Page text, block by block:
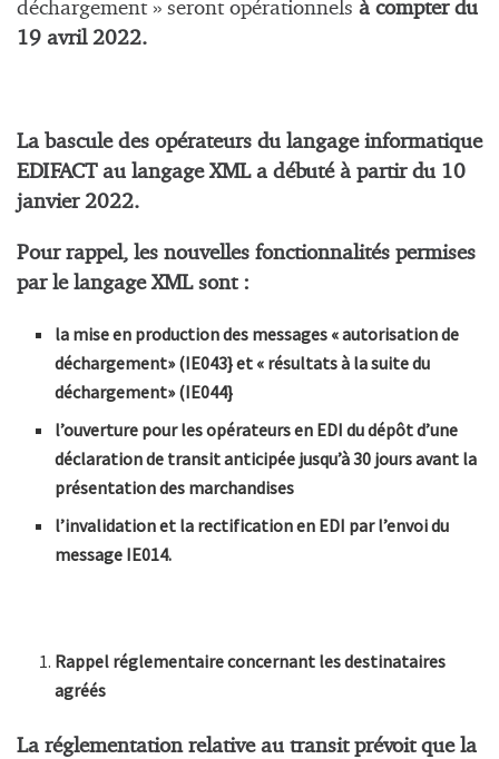
déchargement » seront opérationnels à compter du
19 avril 2022.
La bascule des opérateurs du langage informatique
EDIFACT au langage XML a débuté à partir du 10
janvier 2022.
Pour rappel, les nouvelles fonctionnalités permises
par le langage XML sont :
la mise en production des messages « autorisation de
déchargement» (IE043} et « résultats à la suite du
déchargement» (IE044}
l’ouverture pour les opérateurs en EDI du dépôt d’une
déclaration de transit anticipée jusqu’à 30 jours avant la
présentation des marchandises
l’invalidation et la rectification en EDI par l’envoi du
message IE014.
Rappel réglementaire concernant les destinataires
agréés
La réglementation relative au transit prévoit que la